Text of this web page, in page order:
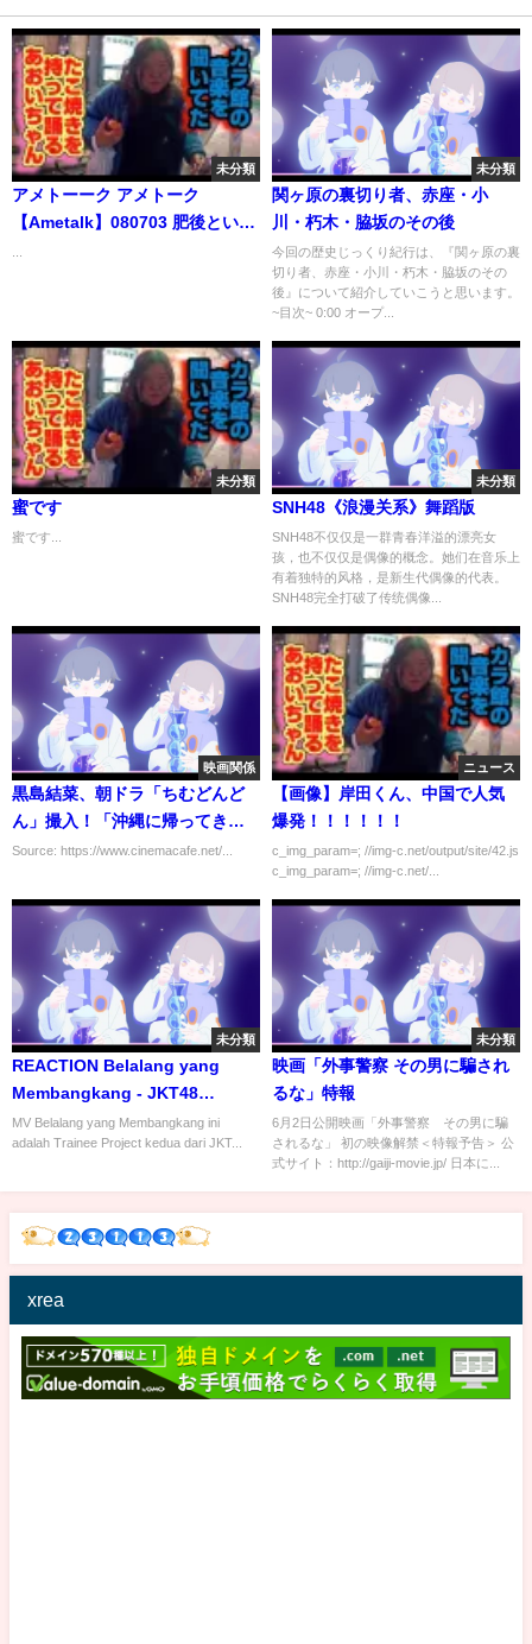
未分類
アメトーーク アメトーク
【Ametalk】080703 肥後という
未分類
関ヶ原の裏切り者、赤座・小
川・朽木・脇坂のその後
今回の歴史じっくり紀行は、『関ヶ原の裏
切り者、赤座・小川・朽木・脇坂のその
後』について紹介していこうと思います。
~目次~ 0:00 オープ...
未分類
蜜です
蜜です...
未分類
SNH48《浪漫关系》舞蹈版
SNH48不仅仅是一群青春洋溢的漂亮女
孩，也不仅仅是偶像的概念。她们在音乐上
有着独特的风格，是新生代偶像的代表。
SNH48完全打破了传统偶像...
映画関係
黒島結菜、朝ドラ「ちむどんど
ん」撮入！「沖縄に帰ってきた
ような気持ち」
Source: https://www.cinemacafe.net/...
ニュース
【画像】岸田くん、中国で人気
爆発！！！！！！
c_img_param=; //img-c.net/output/site/42.js
c_img_param=; //img-c.net/...
未分類
REACTION Belalang yang
Membangkang - JKT48
Trainee | Ekspresinya Lucu
Semua WKWK!!
MV Belalang yang Membangkang ini
adalah Trainee Project kedua dari JKT...
未分類
映画「外事警察 その男に騙され
るな」特報
6月2日公開映画「外事警察 その男に騙
されるな」 初の映像解禁＜特報予告＞ 公
式サイト：http://gaiji-movie.jp/ 日本に...
xrea